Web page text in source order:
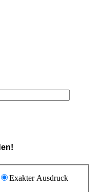
Exakter Ausdruck